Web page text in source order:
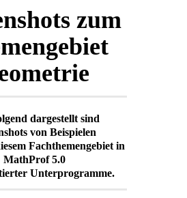
zum
dargestellt sind
von Beispielen
Fachthemengebiet in
MathProf 5.0
Unterprogramme.